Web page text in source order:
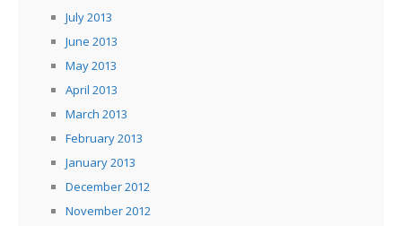
July 2013
June 2013
May 2013
April 2013
March 2013
February 2013
January 2013
December 2012
November 2012